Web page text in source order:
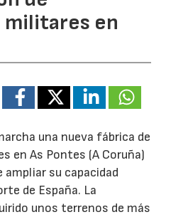
en
una nueva fábrica de
en As Pontes (A Coruña)
su capacidad
de España. La
unos terrenos de más